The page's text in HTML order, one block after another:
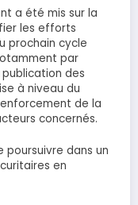
a été mis sur la
les efforts
prochain cycle
par
des
à niveau du
de la
concernés.
dans un
en